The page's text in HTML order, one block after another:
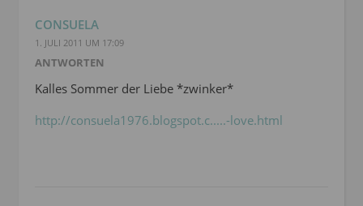
CONSUELA
1. JULI 2011 UM 17:09
ANTWORTEN
Kalles Sommer der Liebe *zwinker*
http://consuela1976.blogspot.c.....-love.html